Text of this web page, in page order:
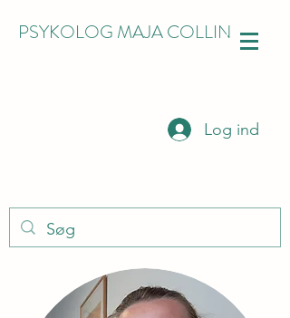
PSYKOLOG MAJA COLLIN
Log ind